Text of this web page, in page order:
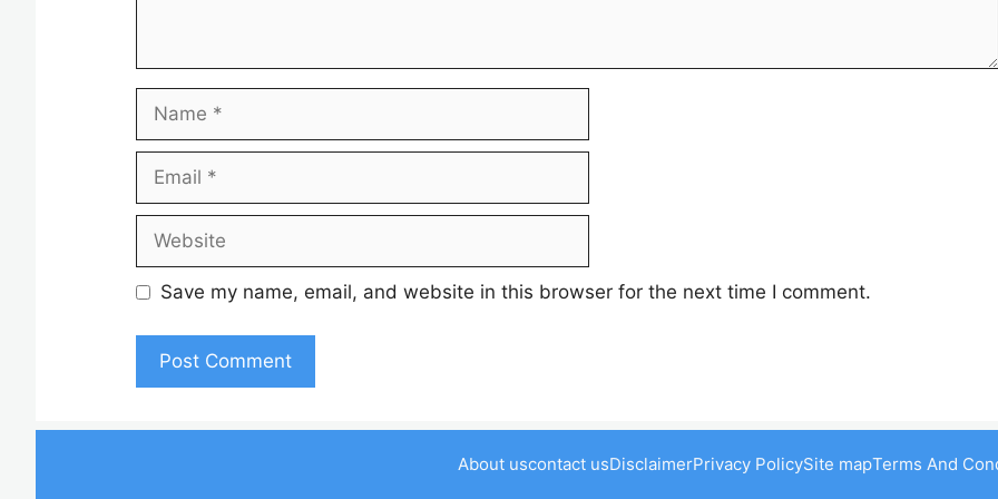
Name
Email
Website
Save my name, email, and website in this browser for the next time I comment.
About uscontact usDisclaimerPrivacy PolicySite mapTerms And